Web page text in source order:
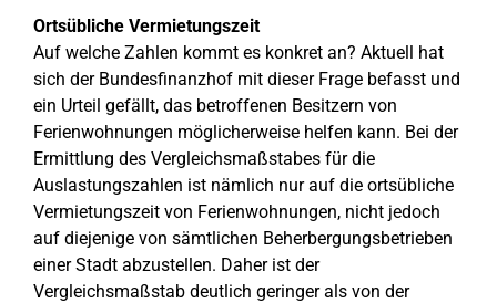
Ortsübliche Vermietungszeit
Auf welche Zahlen kommt es konkret an? Aktuell hat
sich der Bundesfinanzhof mit dieser Frage befasst und
ein Urteil gefällt, das betroffenen Besitzern von
Ferienwohnungen möglicherweise helfen kann. Bei der
Ermittlung des Vergleichsmaßstabes für die
Auslastungszahlen ist nämlich nur auf die ortsübliche
Vermietungszeit von Ferienwohnungen, nicht jedoch
auf diejenige von sämtlichen Beherbergungsbetrieben
einer Stadt abzustellen. Daher ist der
Vergleichsmaßstab deutlich geringer als von der